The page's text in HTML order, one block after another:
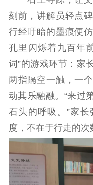
文明创建
思想政治教育
精品出版
刻前，讲解员轻点
行经盱眙的墨痕便
孔里闪烁着九百年
词”的游戏环节：家
两指隔空一触，一
动其乐融融。“来过
石头的呼吸。”家
度，不在于行走的次